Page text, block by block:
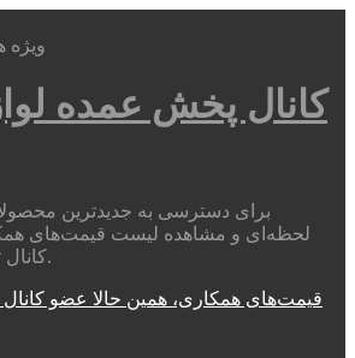
ویژه
کانال پخش عمده
برای دسترسی به جدیدترین
لحظه‌ای و مشاهده لیست قیمت‌های
کانال تلگرام کف بازار شوید.
قیمت‌های همکاری، همین حالا عضو کانال